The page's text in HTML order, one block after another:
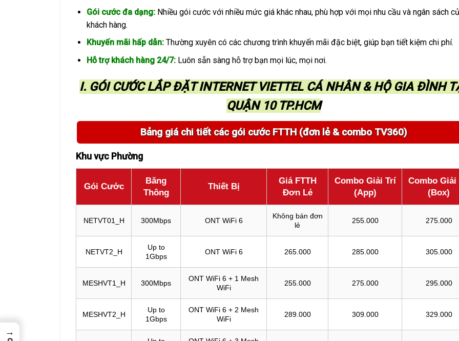
Gói cước đa dạng:Nhiều gói cước với nhiều mức giá khác nhau, phù hợp với mọi nhu cầu và ngân sách
khách hàng.
Khuyến mãi hấp dẫn:Thường xuyên có các chương trình khuyến mãi đặc biệt, giúp bạn tiết kiệm chi phí.
Hỗ trợ khách hàng 24/7:Luôn sẵn sàng hỗ trợ bạn mọi lúc, mọi nơi.
I. GÓI CƯỚC LẮP ĐẶT INTERNET VIETTEL CÁ NHÂN & HỘ GIA ĐÌNH
QUẬN 10 TP.HCM
Bảng giá chi tiết các gói cước FTTH (đơn lẻ & combo TV360)
Khu vực Phường
Gói Cước
Băng
Thông
Thiết Bị
Giá FTTH
Đơn Lẻ
Combo Giải Trí
(App)
Combo Giải
(Box)
NETVT01_H 300Mbps ONT WiFi 6
Không bán đơn
lẻ
255.000 275.000
NETVT2_H
Up to
1Gbps
ONT WiFi 6 265.000 285.000 305.000
MESHVT1_H 300Mbps
ONT WiFi 6 + 1 Mesh
WiFi
255.000 275.000 295.000
MESHVT2_H
Up to
1Gbps
ONT WiFi 6 + 2 Mesh
WiFi
289.000 309.000 329.000
→